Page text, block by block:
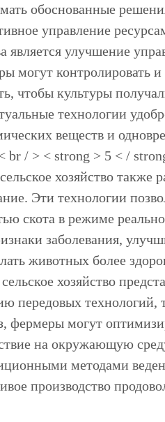
обоснованные
управление
является улучшение
могут контролировать
чтобы культуры
технологии
веществ и
br / > < strong > 5 < /
хозяйство также
Эти технологии
скота в режиме
заболевания,
животных более
хозяйство
передовых
фермеры могут
на окружающую
методами
производство